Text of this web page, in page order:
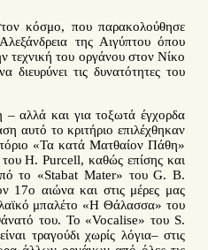
κόσμο, που παρακολούθησε
της Αιγύπτου όπου
τεχνική του οργάνου στον Νίκο
διευρύνει τις δυνατότητες του
αλλά και για τοξωτά έγχορδα
αυτό το κριτήριο επιλέχθηκαν
«Τα κατά Ματθαίον Πάθη»
H. Purcell, καθώς επίσης και
το «Stabat Mater» του G. B.
17ο αιώνα και στις μέρες μας
μπαλέτο «Η Θάλασσα» του
του. Το «Vocalise» του S.
τραγούδι χωρίς λόγια– στις